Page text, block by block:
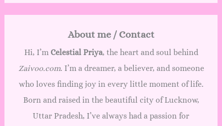
About me / Contact
Hi, I’m Celestial Priya, the heart and soul behind
Zaivoo.com. I’m a dreamer, a believer, and someone
who loves finding joy in every little moment of life.
Born and raised in the beautiful city of Lucknow,
Uttar Pradesh, I’ve always had a passion for